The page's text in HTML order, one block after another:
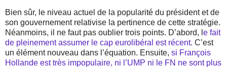
Bien sûr, le niveau actuel de la popularité du président et de
son gouvernement relativise la pertinence de cette stratégie.
Néanmoins, il ne faut pas oublier trois points. D’abord, l e fait
de pleinement assumer le cap eurolibéral est récent. C’est
un élément nouveau dans l’équation. Ensuite, si François
Hollande est très impopulaire, ni l’UMP ni le FN ne sont plus